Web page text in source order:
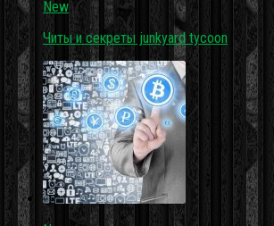
New
Читы и секреты junkyard tycoon